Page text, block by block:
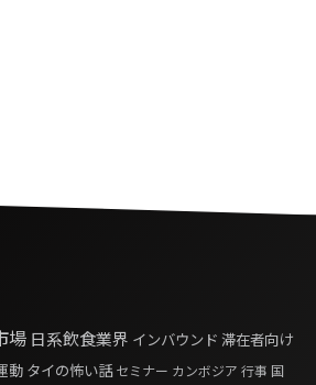
場 日系飲食業界 インバウンド 滞在者向け
動 タイの怖い話 セミナー カンボジア 行事 国